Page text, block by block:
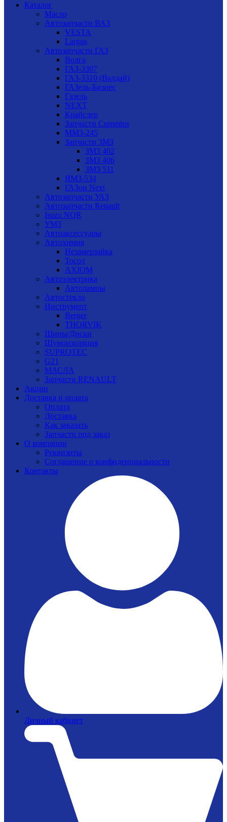
Каталог
Масло
Автозапчасти ВАЗ
VESTA
Largus
Автозапчасти ГАЗ
Волга
ГАЗ-3307
ГАЗ-3310 (Валдай)
ГАЗель-Бизнес
Газель
NEXT
Крайслер
Запчасти Cummins
ММЗ-245
Запчасти ЗМЗ
ЗМЗ 402
ЗМЗ 406
ЗМЗ 511
ЯМЗ-534
ГАЗон Next
Автозапчасти УАЗ
Автозапчасти Renault
Isuzu NQR
УМЗ
Автоаксессуары
Автохимия
Незамерзайка
Тосол
AXIOM
Автоэлектрика
Автолампы
Автостекло
Инструмент
Berger
THORVIK
Шины/Диски
Шумоизоляция
SUPROTEC
G21
МАСЛА
Запчасти RENAULT
Акции
Доставка и оплата
Оплата
Доставка
Как заказать
Запчасти под заказ
О компании
Реквизиты
Соглашение о конфиденциальности
Контакты
Личный кабинет